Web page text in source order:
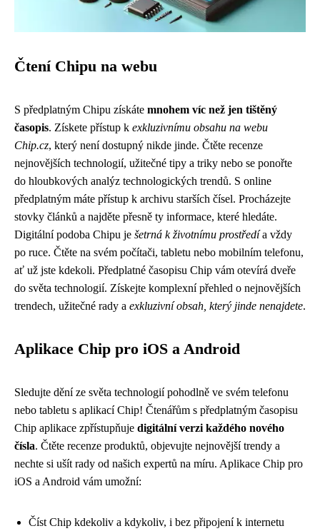
Čtení Chipu na webu
S předplatným Chipu získáte mnohem víc než jen tištěný
časopis. Získete přístup k exkluzivnímu obsahu na webu
Chip.cz, který není dostupný nikde jinde. Čtěte recenze
nejnovějších technologií, užitečné tipy a triky nebo se ponořte
do hloubkových analýz technologických trendů. S online
předplatným máte přístup k archivu starších čísel. Procházejte
stovky článků a najděte přesně ty informace, které hledáte.
Digitální podoba Chipu je šetrná k životnímu prostředía vždy
po ruce. Čtěte na svém počítači, tabletu nebo mobilním telefonu,
ať už jste kdekoli. Předplatné časopisu Chip vám otevírá dveře
do světa technologií. Získejte komplexní přehled o nejnovějších
trendech, užitečné rady a exkluzivní obsah, který jinde nenajdete.
Aplikace Chip pro iOS a Android
Sledujte dění ze světa technologií pohodlně ve svém telefonu
nebo tabletu s aplikací Chip! Čtenářům s předplatným časopisu
Chip aplikace zpřístupňuje digitální verzi každého nového
čísla. Čtěte recenze produktů, objevujte nejnovější trendy a
nechte si ušít rady od našich expertů na míru. Aplikace Chip pro
iOS a Android vám umožní:
Číst Chip kdekoliv a kdykoliv, i bez připojení k internetu